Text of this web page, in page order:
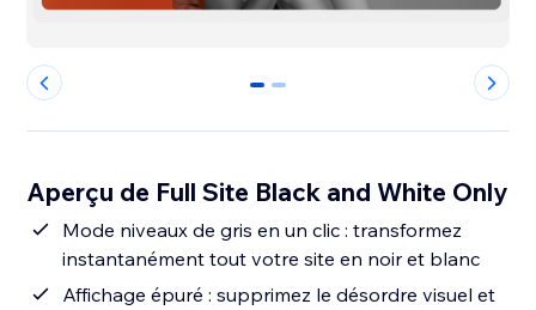
0 1
Aperçu de Full Site Black and White Only
Mode niveaux de gris en un clic : transformez
instantanément tout votre site en noir et blanc
Affichage épuré : supprimez le désordre visuel et